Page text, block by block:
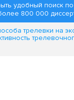
удобный поиск по
800 000
трелевки на